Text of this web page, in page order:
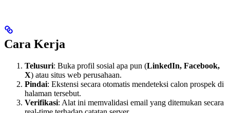
Cara Kerja
Telusuri: Buka profil sosial apa pun (LinkedIn, Facebook,
X) atau situs web perusahaan.
Pindai: Ekstensi secara otomatis mendeteksi calon prospek di
halaman tersebut.
Verifikasi: Alat ini memvalidasi email yang ditemukan secara